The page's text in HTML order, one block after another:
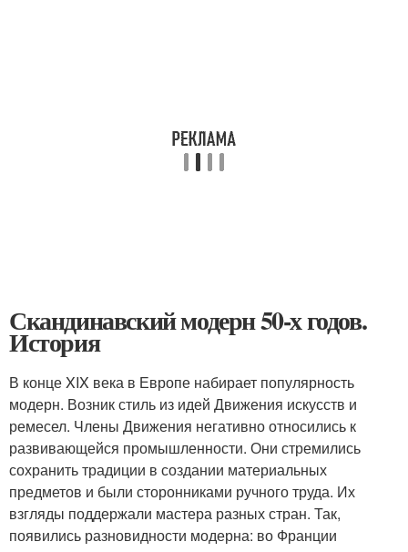
Скандинавский модерн 50-х годов.
История
В конце XIX века в Европе набирает популярность
модерн. Возник стиль из идей Движения искусств и
ремесел. Члены Движения негативно относились к
развивающейся промышленности. Они стремились
сохранить традиции в создании материальных
предметов и были сторонниками ручного труда. Их
взгляды поддержали мастера разных стран. Так,
появились разновидности модерна: во Франции